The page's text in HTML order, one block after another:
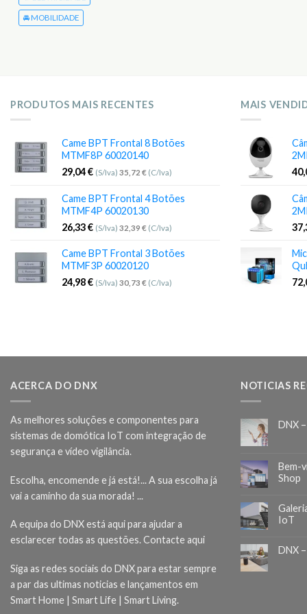
🚘 MOBILIDADE
PRODUTOS MAIS RECENTES
Came BPT Frontal 8 Botões
MTMF8P 60020140
29,04€ (S/Iva) 35,72 € (C/Iva)
Came BPT Frontal 4 Botões
MTMF4P 60020130
26,33€ (S/Iva) 32,39 € (C/Iva)
Came BPT Frontal 3 Botões
MTMF3P 60020120
24,98€ (S/Iva) 30,73 € (C/Iva)
MAIS
ACERCA DO DNX
As melhores soluções e componentes para
sistemas de domótica IoT com integração de
segurança e vídeo vigilância.
Escolha, encomende e já está!... A sua escolha já
vai a caminho da sua morada! ...
A equipa do DNX está aqui para ajudar a
esclarecer todas as questões.Contacte aqui
Siga as redes sociais do DNX para estar sempre
a par das ultimas noticias e lançamentos em
Smart Home | Smart Life | Smart Living.
NOTICIAS
DNX
Bem-
Shop
IoT
DNX